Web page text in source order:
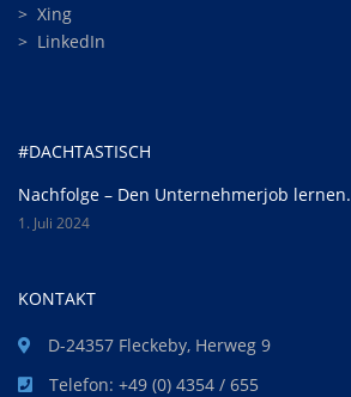
> Xing
> LinkedIn
#DACHTASTISCH
Nachfolge – Den Unternehmerjob lernen.
1. Juli 2024
KONTAKT
D-24357 Fleckeby, Herweg 9
Telefon: +49 (0) 4354 / 655